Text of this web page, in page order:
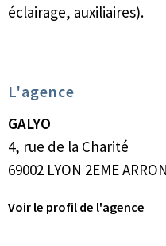
éclairage, auxiliaires).
L'agence
GALYO
4, rue de la Charité
69002 LYON 2EME
Voir le profil de l'agence